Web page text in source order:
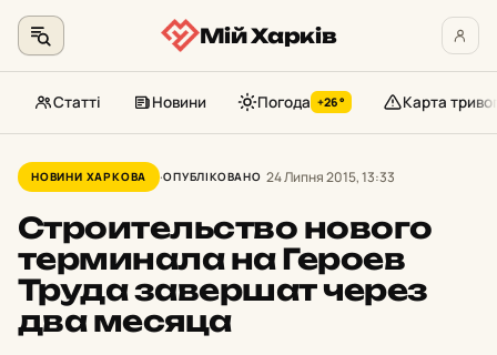
до
контенту
Мій Харків
Статті Новини Погода +26° Карта
НОВИНИ ХАРКОВА ОПУБЛІКОВАНО 24 Липня 2015, 13:33
Строительство нового
терминала на Героев
Труда завершат через
два месяца